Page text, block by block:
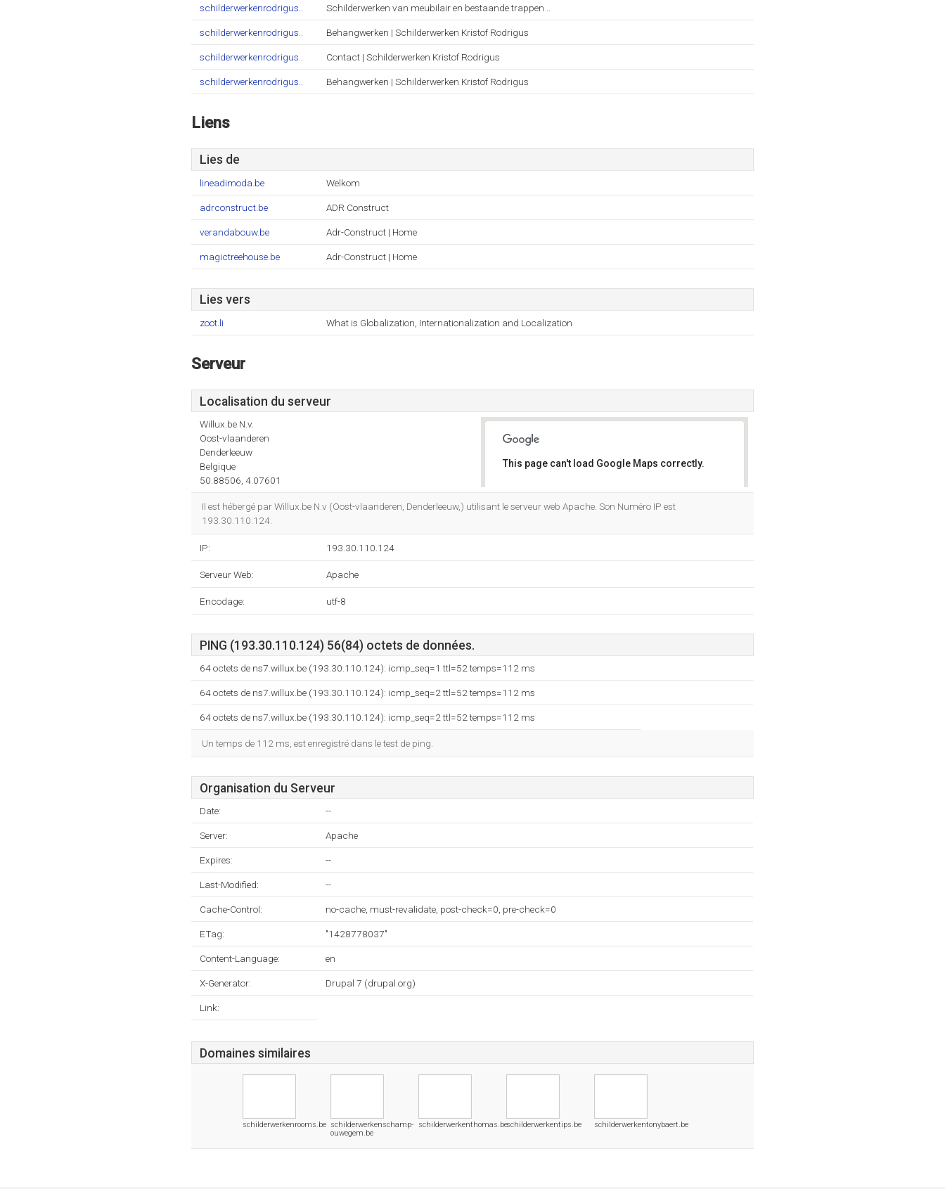
schilderwerkenrodrigus.. Schilderwerken van meubilair en bestaande trappen ..
schilderwerkenrodrigus.. Behangwerken | Schilderwerken Kristof Rodrigus
schilderwerkenrodrigus.. Contact | Schilderwerken Kristof Rodrigus
schilderwerkenrodrigus.. Behangwerken | Schilderwerken Kristof Rodrigus
Liens
Lies de
lineadimoda.be Welkom
adrconstruct.be ADR Construct
verandabouw.be Adr-Construct | Home
magictreehouse.be Adr-Construct | Home
Lies vers
zoot.li What is Globalization, Internationalization and Localization
Serveur
Localisation du serveur
Willux.be N.v.
Oost-vlaanderen
Denderleeuw
Belgique
50.88506, 4.07601
This page can't load Google Maps correctly.
Il est hébergé par Willux.be N.v (Oost-vlaanderen, Denderleeuw,) utilisant le serveur web Apache. Son Numéro IP est
193.30.110.124.
IP: 193.30.110.124
Serveur Web: Apache
Encodage: utf-8
PING (193.30.110.124) 56(84) octets de données.
64 octets de ns7.willux.be (193.30.110.124): icmp_seq=1 ttl=52 temps=112 ms
64 octets de ns7.willux.be (193.30.110.124): icmp_seq=2 ttl=52 temps=112 ms
64 octets de ns7.willux.be (193.30.110.124): icmp_seq=2 ttl=52 temps=112 ms
Un temps de 112 ms, est enregistré dans le test de ping.
Organisation du Serveur
Date: --
Server: Apache
Expires: --
Last-Modified: --
Cache-Control: no-cache, must-revalidate, post-check=0, pre-check=0
ETag: "1428778037"
Content-Language: en
X-Generator: Drupal 7 (drupal.org)
Link:
Domaines similaires
schilderwerkenrooms.be schilderwerkenschamp-
ouwegem.be
schilderwerkenthomas.beschilderwerkentips.be schilderwerkentonybaert.be